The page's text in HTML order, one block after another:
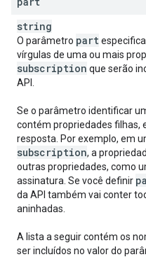
string
O parâmetro part
vírgulas de uma ou mais
subscription que serão
API.
Se o parâmetro identificar
contém propriedades filhas,
resposta. Por exemplo, em
subscription, a
outras propriedades, como
assinatura. Se você definir
da API também vai conter
aninhadas.
A lista a seguir contém os
ser incluídos no valor do